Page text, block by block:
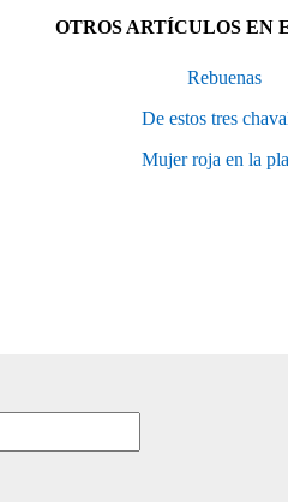
OTROS ARTÍCULOS EN
Rebuenas
De estos tres
Mujer roja en la